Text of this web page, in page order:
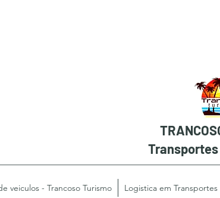
veiculos - Trancoso Turismo Logistica em